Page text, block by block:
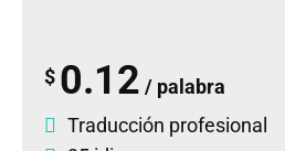
$ 0.12 / palabra
Traducción profesional